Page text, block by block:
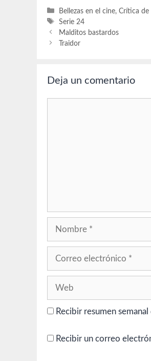
Categorías
Bellezas en el cine,Crítica de
Etiquetas
Serie 24
Malditos bastardos
Traidor
Deja un comentario
Recibir resumen
Recibir un correo